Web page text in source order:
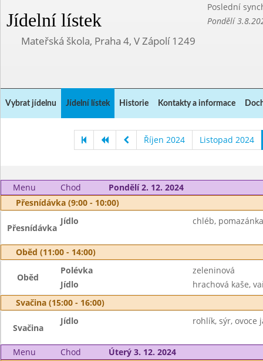
Jídelní lístek
Poslední
Pondělí
Mateřská škola, Praha 4, V Zápolí 1249
Vybrat jídelnu Jídelní lístek Historie Kontakty a informace
Říjen 2024 Listopad 2024
Menu Chod
Pondělí 2. 12. 2024
Přesnídávka (9:00 - 10:00)
Přesnídávka
Jídlo chléb,
Oběd (11:00 - 14:00)
Oběd
Polévka
zeleninová
Jídlo
hrachová kaše,
Svačina (15:00 - 16:00)
Svačina
Jídlo rohlík, sýr, ovoce
Menu Chod
Úterý 3. 12. 2024